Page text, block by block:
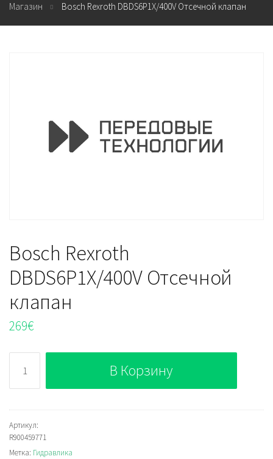
Магазин Bosch Rexroth DBDS6P1X/400V Отсечной клапан
Bosch Rexroth
DBDS6P1X/400V Отсечной
клапан
269€
Bosch
Rexroth
DBDS6P1X/400V
Отсечной
клапан
В Корзину
Артикул:
R900459771
Метка: Гидравлика